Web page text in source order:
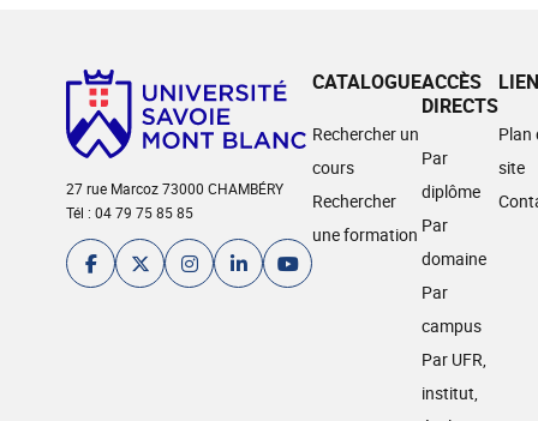
27 rue Marcoz 73000 CHAMBÉRY
Tél : 04 79 75 85 85
CATALOGUE
Rechercher un
cours
Rechercher
une formation
ACCÈS
DIRECTS
Par
diplôme
Par
domaine
Par
campus
Par UFR,
institut,
Plan
site